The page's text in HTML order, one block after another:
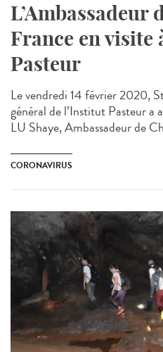
L’Ambassadeur
France en visite
Pasteur
Le vendredi 14 février 2020,
général de l’Institut Pasteur a
LU Shaye, Ambassadeur de
CORONAVIRUS